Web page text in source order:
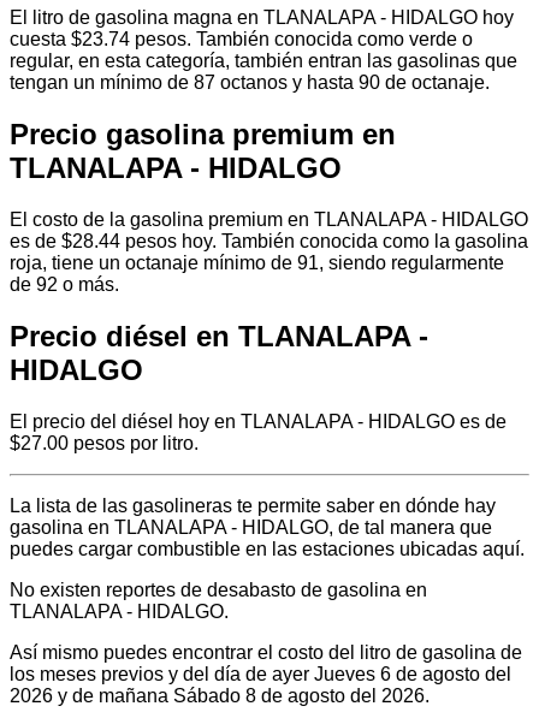
El litro de gasolina magna en TLANALAPA - HIDALGO hoy
cuesta $23.74 pesos. También conocida como verde o
regular, en esta categoría, también entran las gasolinas que
tengan un mínimo de 87 octanos y hasta 90 de octanaje.
Precio gasolina premium en
TLANALAPA - HIDALGO
El costo de la gasolina premium en TLANALAPA - HIDALGO
es de $28.44 pesos hoy. También conocida como la gasolina
roja, tiene un octanaje mínimo de 91, siendo regularmente
de 92 o más.
Precio diésel en TLANALAPA -
HIDALGO
El precio del diésel hoy en TLANALAPA - HIDALGO es de
$27.00 pesos por litro.
La lista de las gasolineras te permite saber en dónde hay
gasolina en TLANALAPA - HIDALGO, de tal manera que
puedes cargar combustible en las estaciones ubicadas aquí.
No existen reportes de desabasto de gasolina en
TLANALAPA - HIDALGO.
Así mismo puedes encontrar el costo del litro de gasolina de
los meses previos y del día de ayer Jueves 6 de agosto del
2026 y de mañana Sábado 8 de agosto del 2026.